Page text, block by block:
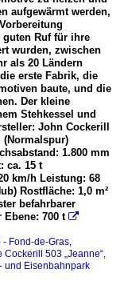
aufgewärmt werden,
guten Ruf für ihre
wurden, zwischen
als 20 Ländern
erste Fabrik, die
baute, und die
Der kleine
Stehkessel und
John Cockerill
(Normalspur)
1.800 mm
ca. 15 t
km/h Leistung: 68
Rostfläche: 1,0 m²
befahrbarer
Ebene: 700 t 
- Fond-de-Gras,
503 „Jeanne“,
und Eisenbahnpark